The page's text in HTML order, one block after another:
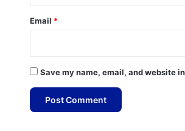
Email *
Save my name, email, and website